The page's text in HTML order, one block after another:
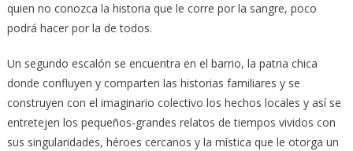
quien no conozca la historia que le corre por la sangre, poco
podrá hacer por la de todos.
Un segundo escalón se encuentra en el barrio, la patria chica
donde confluyen y comparten las historias familiares y se
construyen con el imaginario colectivo los hechos locales y así se
entretejen los pequeños-grandes relatos de tiempos vividos con
sus singularidades, héroes cercanos y la mística que le otorga un